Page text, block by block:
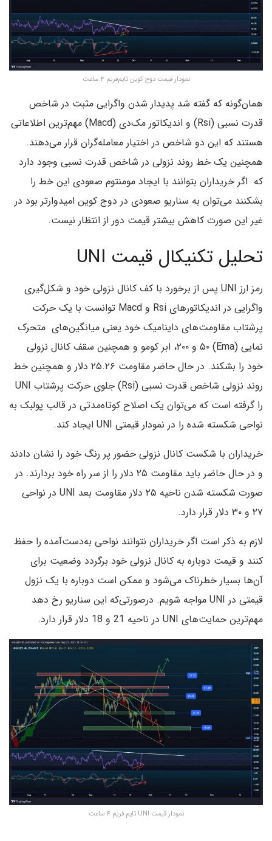
نمودار قیمت دوج کوین تایم‌فریم ۴ ساعت
همان‌گونه که گفته شد پدیدار شدن واگرایی مثبت در شاخص
قدرت نسبی (Rsi) و اندیکاتور مک‌دی (Macd) مهم‌ترین اطلاعاتی
هستند که این دو شاخص در اختیار معامله‌گران قرار می‌دهند.
همچنین یک خط روند نزولی در شاخص قدرت نسبی وجود دارد
که اگر خریداران بتوانند با ایجاد مومنتوم صعودی این خط را
بشکنند می‌توان به سناریو صعودی در دوج کوین امیدوارتر بود در
غیر این صورت کاهش بیشتر قیمت دور از انتظار نیست.
تحلیل تکنیکال قیمت UNI
رمز ارز UNI پس از برخورد با کف کانال نزولی خود و شکل‌گیری
واگرایی در اندیکاتورهای Rsi و Macd توانست با یک حرکت
پرشتاب مقاومت‌های داینامیک خود یعنی میانگین‌های متحرک
نمایی (Ema) ۵۰ و ۲۰۰، ابر کومو و همچنین سقف کانال نزولی
خود را بشکند. در حال حاضر مقاومت ۲۵.۲۶ دلار و همچنین خط
روند نزولی شاخص قدرت نسبی (Rsi) جلوی حرکت پرشتاب UNI
را گرفته است که می‌توان یک اصلاح کوتاه‌مدتی در قالب پولبک به
نواحی شکسته شده را در نمودار قیمتی UNI ایجاد کند.
خریداران با شکست کانال نزولی حضور پر رنگ خود را نشان دادند
و در حال حاضر باید مقاومت ۲۵ دلار را از سر راه خود بردارند. در
صورت شکسته شدن ناحیه ۲۵ دلار مقاومت بعد UNI در نواحی
۲۷ و ۳۰ دلار قرار دارد.
لازم به ذکر است اگر خریداران نتوانند نواحی به‌دست‌آمده را حفظ
کنند و قیمت دوباره به کانال نزولی خود برگردد وضعیت برای
آن‌ها بسیار خطرناک می‌شود و ممکن است دوباره با یک نزول
قیمتی در UNI مواجه شویم. درصورتی‌که این سناریو رخ دهد
مهم‌ترین حمایت‌های UNI در ناحیه 21 و 18 دلار قرار دارد.
نمودار قیمت UNI تایم فریم ۴ ساعت